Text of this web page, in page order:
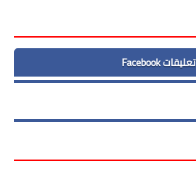
تعليقات Facebook